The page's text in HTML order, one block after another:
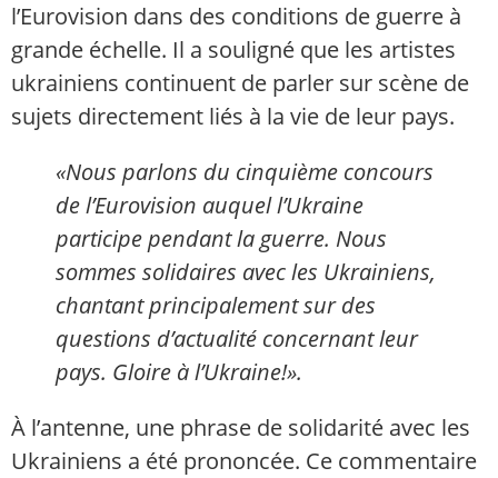
l’Eurovision dans des conditions de guerre à
grande échelle. Il a souligné que les artistes
ukrainiens continuent de parler sur scène de
sujets directement liés à la vie de leur pays.
«Nous parlons du cinquième concours
de l’Eurovision auquel l’Ukraine
participe pendant la guerre. Nous
sommes solidaires avec les Ukrainiens,
chantant principalement sur des
questions d’actualité concernant leur
pays. Gloire à l’Ukraine!».
À l’antenne, une phrase de solidarité avec les
Ukrainiens a été prononcée. Ce commentaire